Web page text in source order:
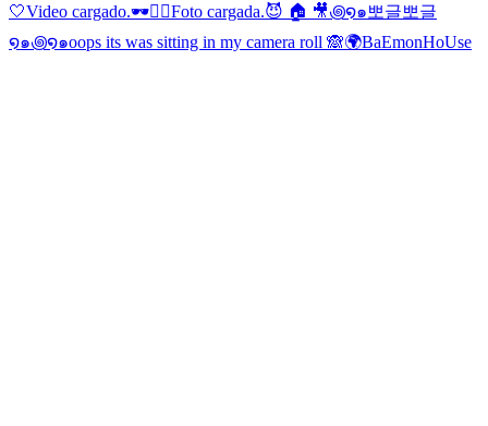
🤍Video cargado.🕶️✌🏻Foto cargada.😈 🏠 🎥꩜໑๑뽀글뽀글
໑๑꩜໑๑oops its was sitting in my camera roll 🙈🌍BaEmonHoUse